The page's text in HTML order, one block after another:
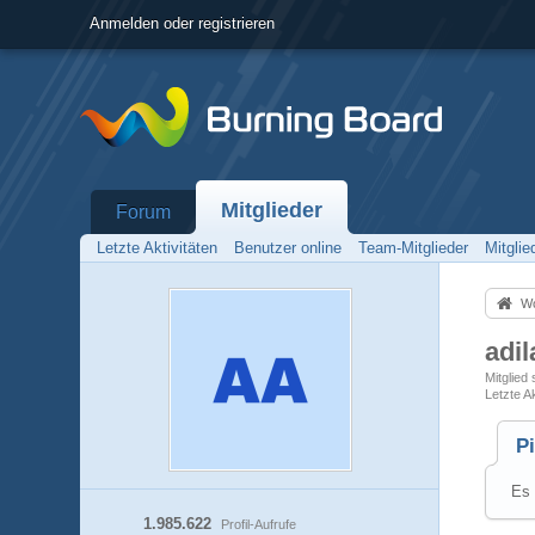
Anmelden oder registrieren
Forum Mitglieder
Letzte Aktivitäten Benutzer online Team-Mitglieder
Profil-Aufrufe
1.985.622
Mitglied
Letzte
Es